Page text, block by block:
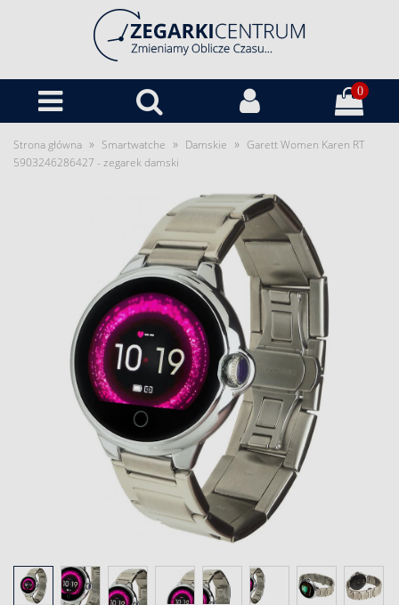
0
Strona główna » Smartwatche » Damskie » Garett Women Karen RT
5903246286427 - zegarek damski